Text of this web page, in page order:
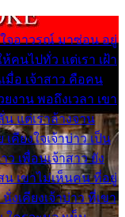
ใจอาวรณ์ มาซ่อน อยู่
คนไปทั่ว แต่เรา เฝ้า
มื่อ เจ้าสาว คือคน
งาน พอถึงเวลา เขา
แต่เราล้างจาน
คียงใจเจ้าบ่าว เป็น
เพื่อนเจ้าสาว ยัง
เขาไม่เห็นคน ที่อยู่
งเคียงเจ้าบ่าว ที่เขา